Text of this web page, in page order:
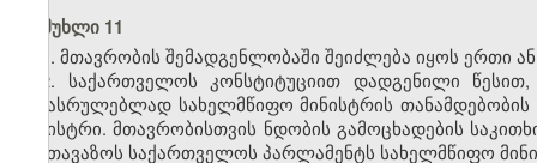
მუხლი 11
1. მთავრობის შემადგენლობაში შეიძლება იყოს ერთი
2. საქართველოს კონსტიტუციით დადგენილი
შესასრულებლად სახელმწიფო მინისტრის თანამდებობის
მინისტრი. მთავრობისთვის ნდობის გამოცხადების
შესთავაზოს საქართველოს პარლამენტს სახელმწიფო